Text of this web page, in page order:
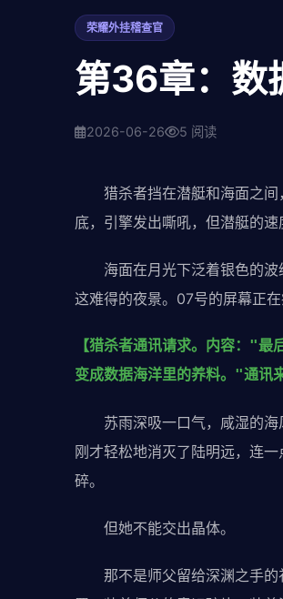
荣耀外挂稽查官
第36章：数
2026-06-26 5 阅读
猎杀者挡在潜艇和海面之间
底，引擎发出嘶吼，但潜艇的
海面在月光下泛着银色的波
这难得的夜景。07号的屏幕正
【猎杀者通讯请求。内容："
变成数据海洋里的养料。"通讯
苏雨深吸一口气，咸湿的海
刚才轻松地消灭了陆明远，连
碎。
但她不能交出晶体。
那不是师父留给深渊之手的